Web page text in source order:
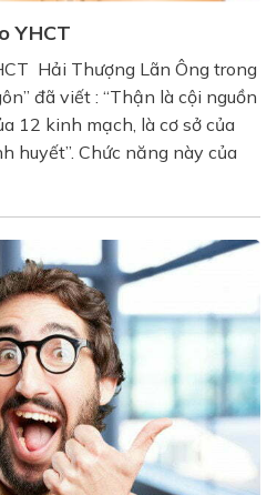
YHCT
Hải Thượng Lãn Ông trong
đã viết : “Thận là cội nguồn
12 kinh mạch, là cơ sở của
huyết”. Chức năng này của